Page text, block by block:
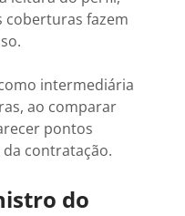
coberturas fazem
intermediária
ao comparar
pontos
contratação.
do